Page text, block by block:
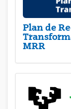
Plan de
MRR